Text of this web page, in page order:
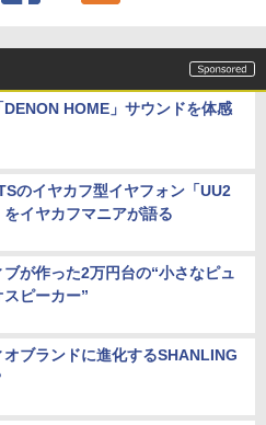
HOME」サウンドを体感
のイヤカフ型イヤフォン「UU2
をイヤカフマニアが語る
が作った2万円台の“小さなピュ
ピーカー”
ブランドに進化するSHANLING